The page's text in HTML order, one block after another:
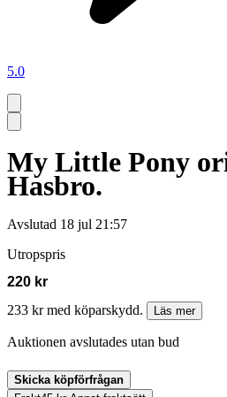
5.0
My Little Pony
Hasbro.
Avslutad 18 jul 21:57
Utropspris
220 kr
233 kr med köparskydd.
Läs mer
Auktionen avslutades utan bud
Skicka köpförfrågan